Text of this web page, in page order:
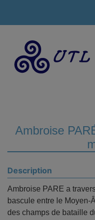
Ambroise
Description
Ambroise PARE a
bascule entre le Moyen-
des champs de bataille